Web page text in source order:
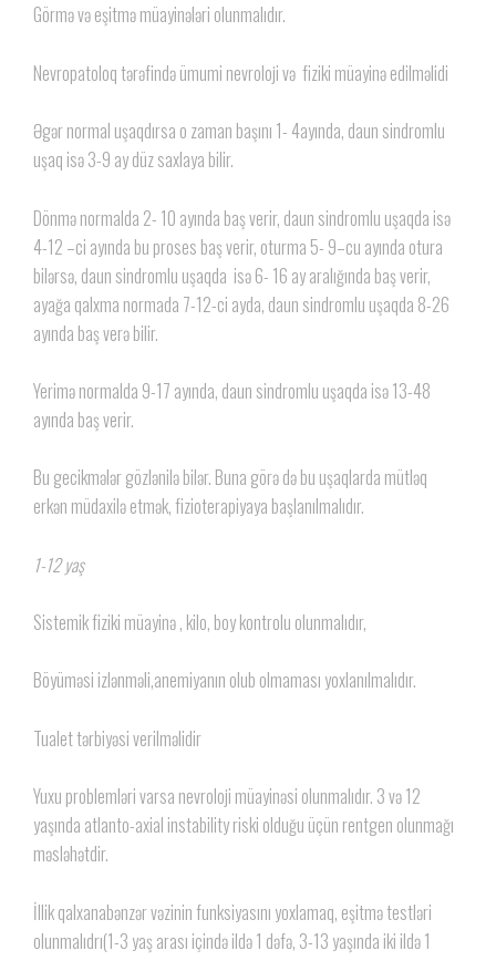
Görmə və eşitmə müayinələri olunmalıdır.
Nevropatoloq tərəfində ümumi nevroloji və fiziki müayinə edilməlidi
Əgər normal uşaqdırsa o zaman başını 1- 4ayında, daun sindromlu
uşaq isə 3-9 ay düz saxlaya bilir.
Dönmə normalda 2- 10 ayında baş verir, daun sindromlu uşaqda isə
4-12 –ci ayında bu proses baş verir, oturma 5- 9–cu ayında otura
bilərsə, daun sindromlu uşaqda isə 6- 16 ay aralığında baş verir,
ayağa qalxma normada 7-12-ci ayda, daun sindromlu uşaqda 8-26
ayında baş verə bilir.
Yerimə normalda 9-17 ayında, daun sindromlu uşaqda isə 13-48
ayında baş verir.
Bu gecikmələr gözlənilə bilər. Buna görə də bu uşaqlarda mütləq
erkən müdaxilə etmək, fizioterapiyaya başlanılmalıdır.
1-12 yaş
Sistemik fiziki müayinə , kilo, boy kontrolu olunmalıdır,
Böyüməsi izlənməli,anemiyanın olub olmaması yoxlanılmalıdır.
Tualet tərbiyəsi verilməlidir
Yuxu problemləri varsa nevroloji müayinəsi olunmalıdır. 3 və 12
yaşında atlanto-axial instability riski olduğu üçün rentgen olunmağı
məsləhətdir.
İllik qalxanabənzər vəzinin funksiyasını yoxlamaq, eşitmə testləri
olunmalıdrı(1-3 yaş arası içində ildə 1 dəfə, 3-13 yaşında iki ildə 1